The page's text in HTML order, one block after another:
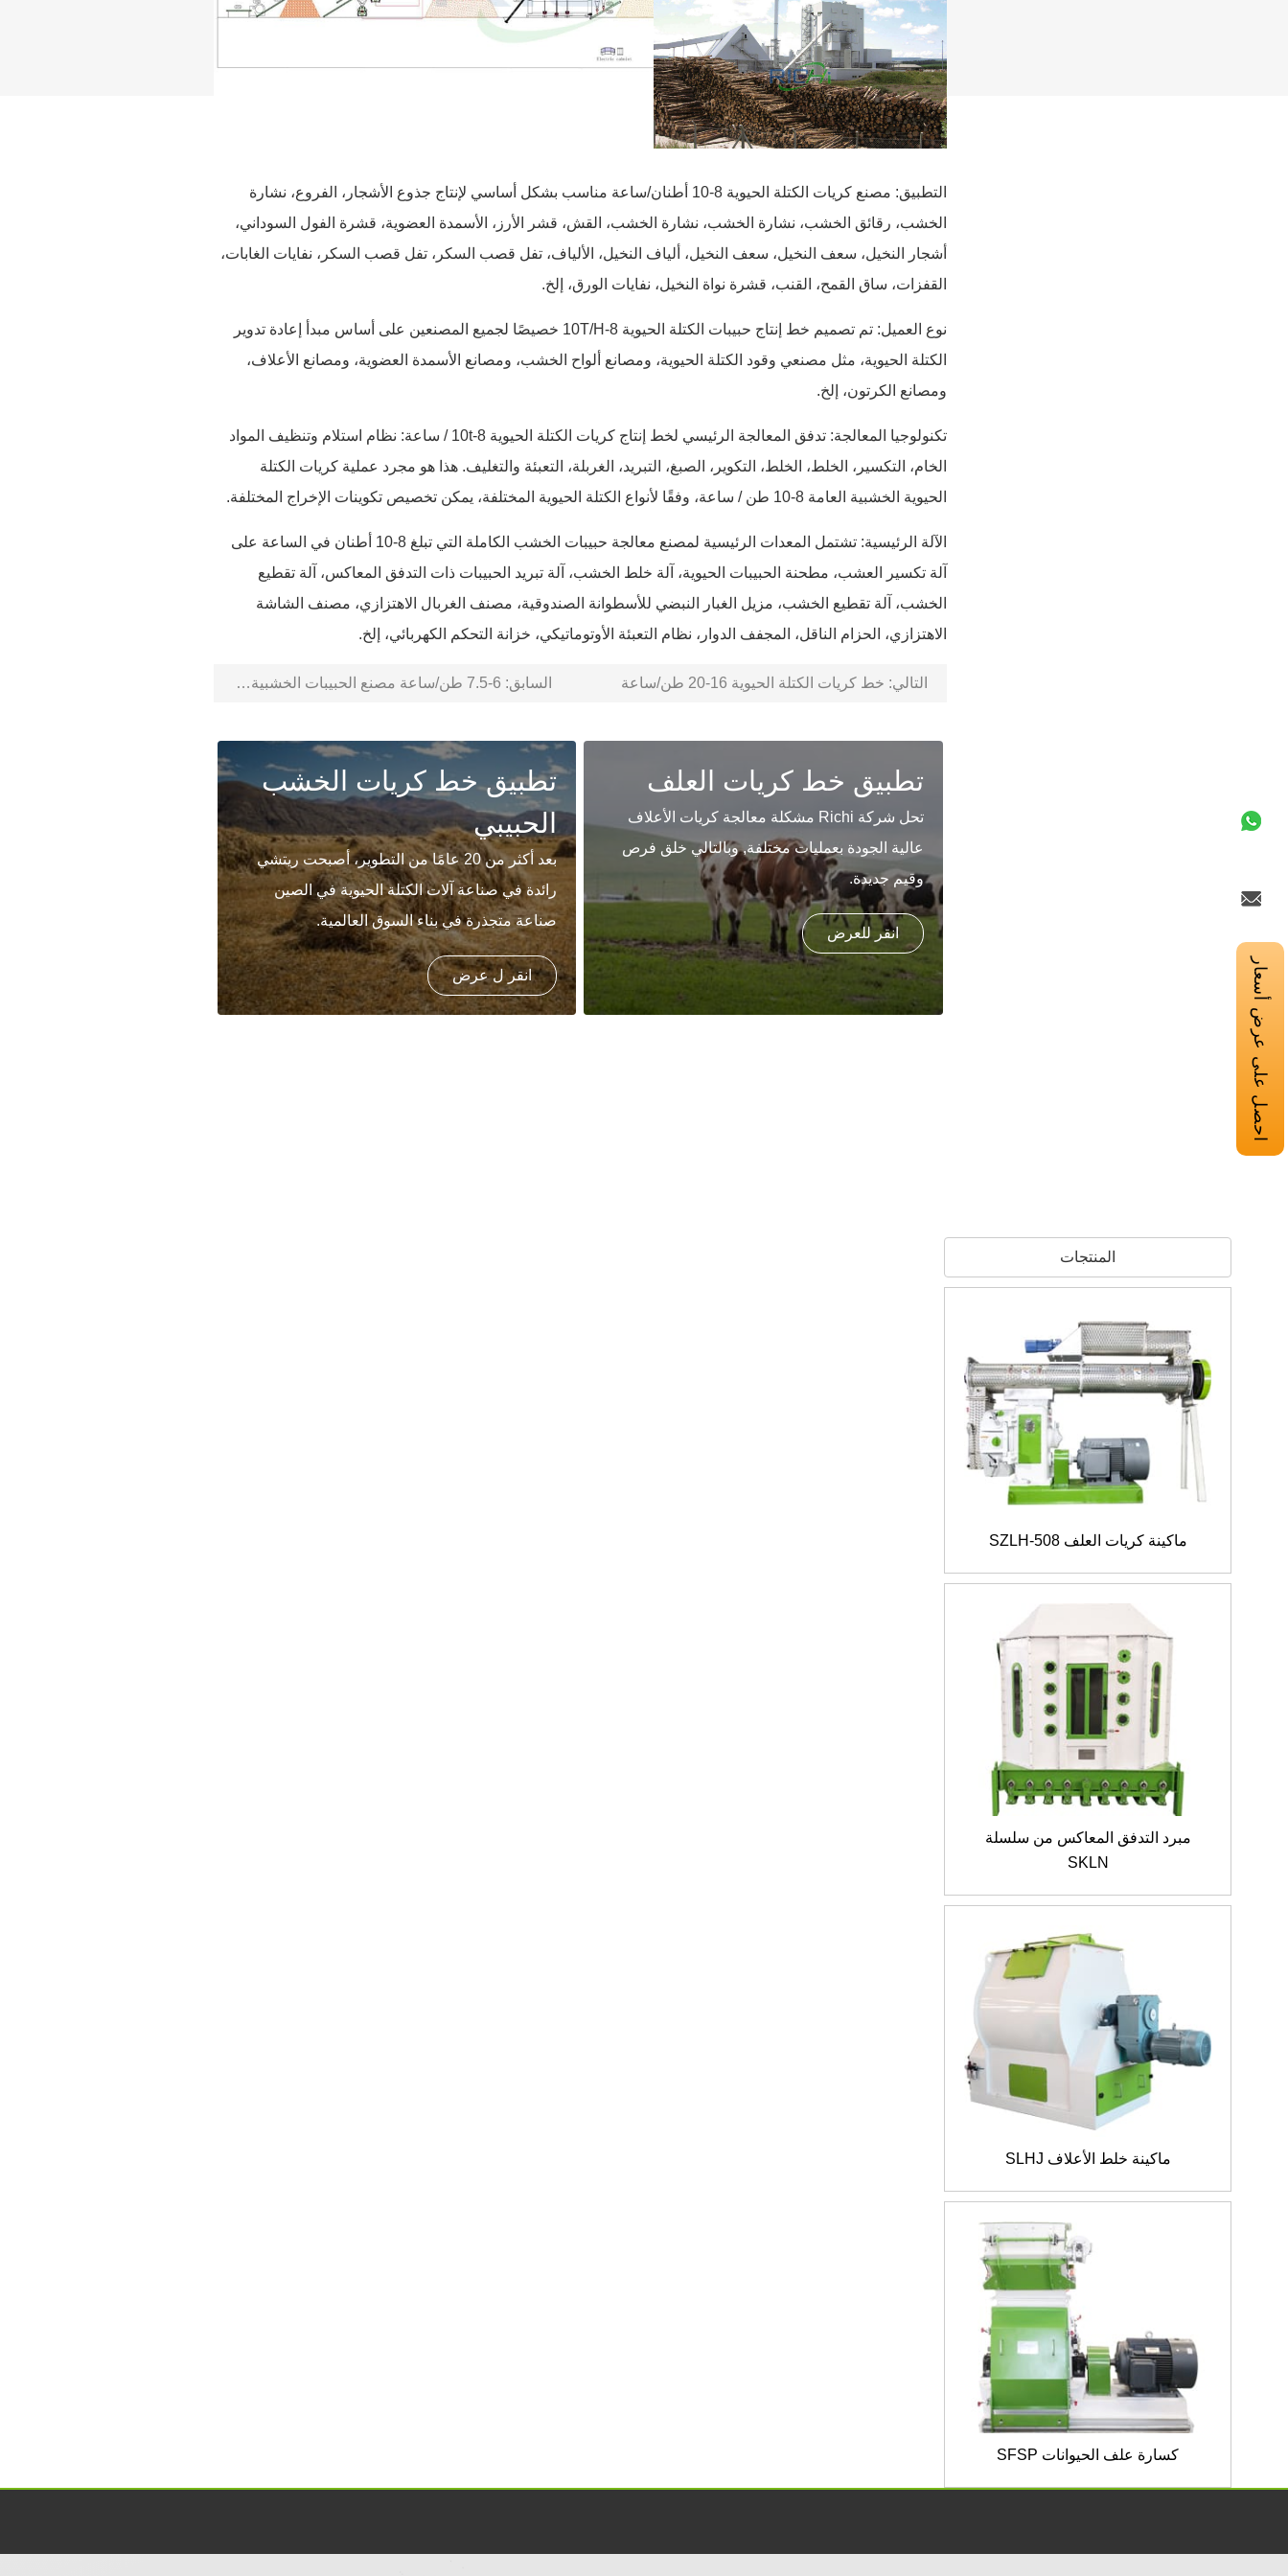
التطبيق: مصنع كريات الكتلة الحيوية 8-10 أطنان/ساعة مناسب بشكل أساسي لإنتاج جذوع الأشجار، الفروع، نشارة
الخشب، رقائق الخشب، نشارة الخشب، نشارة الخشب، القش، قشر الأرز، الأسمدة العضوية، قشرة الفول السوداني،
أشجار النخيل، سعف النخيل، سعف النخيل، ألياف النخيل، الألياف، تفل قصب السكر، تفل قصب السكر، نفايات الغابات،
القفزات، ساق القمح، القنب، قشرة نواة النخيل، نفايات الورق، إلخ.
نوع العميل: تم تصميم خط إنتاج حبيبات الكتلة الحيوية 8-10T/H خصيصًا لجميع المصنعين على أساس مبدأ إعادة تدوير
الكتلة الحيوية، مثل مصنعي وقود الكتلة الحيوية، ومصانع ألواح الخشب، ومصانع الأسمدة العضوية، ومصانع الأعلاف،
ومصانع الكرتون، إلخ.
تكنولوجيا المعالجة: تدفق المعالجة الرئيسي لخط إنتاج كريات الكتلة الحيوية 8-10t / ساعة: نظام استلام وتنظيف المواد
الخام، التكسير، الخلط، الخلط، التكوير، الصبغ، التبريد، الغربلة، التعبئة والتغليف. هذا هو مجرد عملية كريات الكتلة
الحيوية الخشبية العامة 8-10 طن / ساعة، وفقًا لأنواع الكتلة الحيوية المختلفة، يمكن تخصيص تكوينات الإخراج المختلفة.
الآلة الرئيسية: تشتمل المعدات الرئيسية لمصنع معالجة حبيبات الخشب الكاملة التي تبلغ 8-10 أطنان في الساعة على
آلة تكسير العشب، مطحنة الحبيبات الحيوية، آلة خلط الخشب، آلة تبريد الحبيبات ذات التدفق المعاكس، آلة تقطيع
الخشب، آلة تقطيع الخشب، مزيل الغبار النبضي للأسطوانة الصندوقية، مصنف الغربال الاهتزازي، مصنف الشاشة
الاهتزازي، الحزام الناقل، المجفف الدوار، نظام التعبئة الأوتوماتيكي، خزانة التحكم الكهربائي، إلخ.
السابق: 6-7.5 طن/ساعة مصنع الحبيبات الخشبية الكاملة التالي: خط كريات الكتلة الحيوية 16-20 طن/ساعة
تطبيق خط كريات العلف
تحل شركة Richi مشكلة معالجة كريات الأعلاف
عالية الجودة بعمليات مختلفة, وبالتالي خلق فرص
وقيم جديدة.
انقر للعرض
تطبيق خط كريات الخشب
الحبيبي
بعد أكثر من 20 عامًا من التطوير، أصبحت ريتشي
رائدة في صناعة آلات الكتلة الحيوية في الصين
صناعة متجذرة في بناء السوق العالمية.
انقر ل عرض
المنتجات
ماكينة كريات العلف SZLH-508
مبرد التدفق المعاكس من سلسلة
SKLN
ماكينة خلط الأعلاف SLHJ
كسارة علف الحيوانات SFSP
احصل على عرض أسعار